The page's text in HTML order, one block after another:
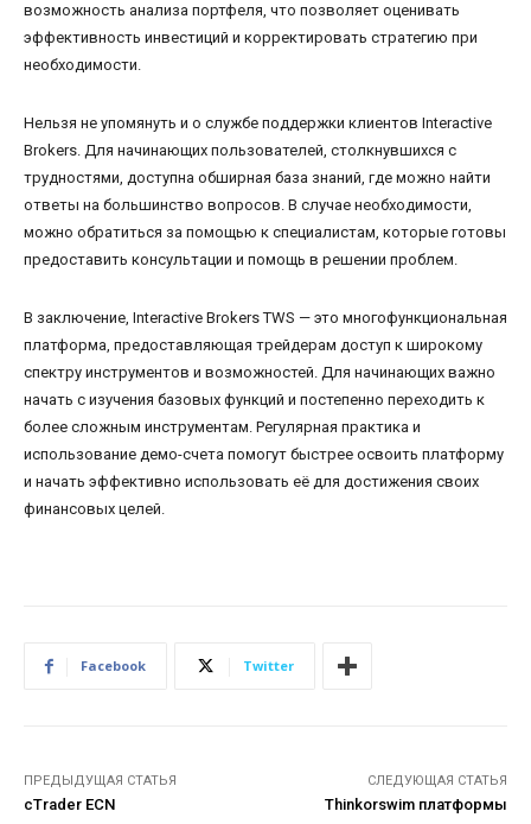
возможность анализа портфеля, что позволяет оценивать
эффективность инвестиций и корректировать стратегию при
необходимости.
Нельзя не упомянуть и о службе поддержки клиентов Interactive
Brokers. Для начинающих пользователей, столкнувшихся с
трудностями, доступна обширная база знаний, где можно найти
ответы на большинство вопросов. В случае необходимости,
можно обратиться за помощью к специалистам, которые готовы
предоставить консультации и помощь в решении проблем.
В заключение, Interactive Brokers TWS — это многофункциональная
платформа, предоставляющая трейдерам доступ к широкому
спектру инструментов и возможностей. Для начинающих важно
начать с изучения базовых функций и постепенно переходить к
более сложным инструментам. Регулярная практика и
использование демо-счета помогут быстрее освоить платформу
и начать эффективно использовать её для достижения своих
финансовых целей.
Facebook Twitter
ПРЕДЫДУЩАЯ СТАТЬЯ
cTrader ECN
СЛЕДУЮЩАЯ СТАТЬЯ
Thinkorswim платформы